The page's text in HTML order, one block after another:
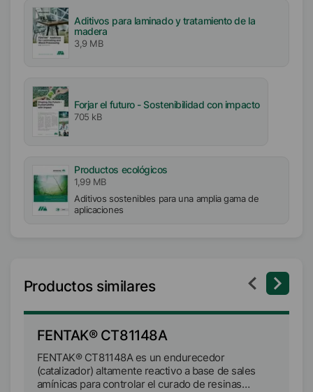
Aditivos para laminado y tratamiento de la
madera
3,9 MB
Forjar el futuro - Sostenibilidad con impacto
705 kB
Productos ecológicos
1,99 MB
Aditivos sostenibles para una amplia gama de
aplicaciones
Productos similares
FENTAK® CT81148A
FENTAK® CT81148A es un endurecedor
(catalizador) altamente reactivo a base de sales
amínicas para controlar el curado de resinas